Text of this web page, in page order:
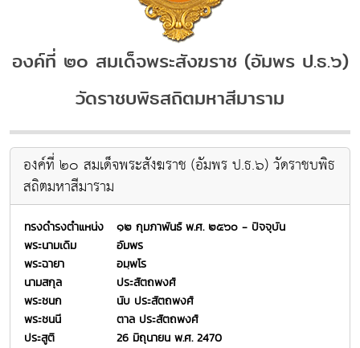
องค์ที่ ๒๐ สมเด็จพระสังฆราช (อัมพร ป.ธ.๖)
วัดราชบพิธสถิตมหาสีมาราม
องค์ที่ ๒๐ สมเด็จพระสังฆราช (อัมพร ป.ธ.๖) วัดราชบพิธ
สถิตมหาสีมาราม
ทรงดำรงตำแหน่ง
๑๒ กุมภาพันธ์ พ.ศ. ๒๕๖๐ - ปัจจุบัน
พระนามเดิม
อัมพร
พระฉายา
อมฺพโร
นามสกุล
ประสัตถพงศ์
พระชนก
นับ ประสัตถพงศ์
พระชนนี
ตาล ประสัตถพงศ์
ประสูติ
26 มิถุนายน พ.ศ. 2470